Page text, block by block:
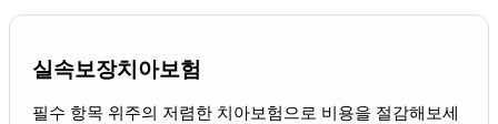
실속보장치아보험
필수 항목 위주의 저렴한 치아보험으로 비용을 절감해보세